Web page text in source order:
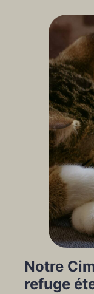
Notre
refuge